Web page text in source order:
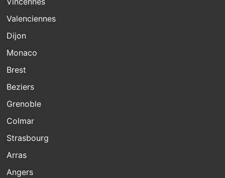
Valenciennes
Dijon
Monaco
Brest
Beziers
Grenoble
Colmar
Strasbourg
Arras
Angers